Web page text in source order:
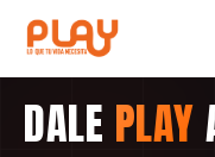
DALE PLAY